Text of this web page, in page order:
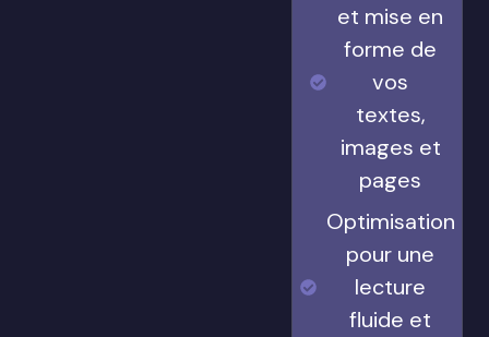
et mise en
forme de
vos
textes,
images et
pages
Optimisation
pour une
lecture
fluide et